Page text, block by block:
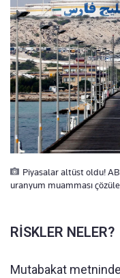
Piyasalar altüst oldu!
uranyum muamması
RİSKLER NELER?
Mutabakat